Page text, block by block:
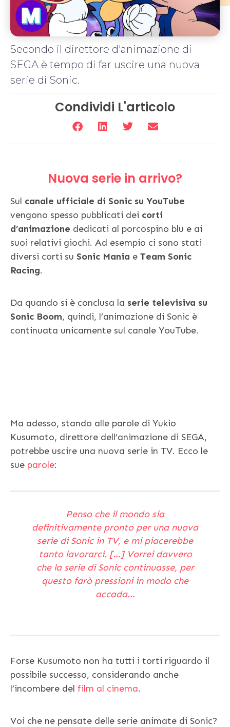
Secondo il direttore d'animazione di
SEGA è tempo di far uscire una nuova
serie di Sonic.
Condividi L'articolo
Nuova serie in arrivo?
Sul canale ufficiale di Sonic su YouTube
vengono spesso pubblicati dei corti
d’animazione dedicati al porcospino blu e ai
suoi relativi giochi. Ad esempio ci sono stati
diversi corti su Sonic Mania e Team Sonic
Racing.
Da quando si è conclusa la serie televisiva su
Sonic Boom, quindi, l’animazione di Sonic è
continuata unicamente sul canale YouTube.
Ma adesso, stando alle parole di Yukio
Kusumoto, direttore dell’animazione di SEGA,
potrebbe uscire una nuova serie in TV. Ecco le
sue parole:
Penso che il mondo sia
definitivamente pronto per una nuova
serie di Sonic in TV, e mi piacerebbe
tanto lavorarci. […] Vorrei davvero
che la serie di Sonic continuasse, per
questo farò pressioni in modo che
accada…
Forse Kusumoto non ha tutti i torti riguardo il
possibile successo, considerando anche
l’incombere del film al cinema.
Voi che ne pensate delle serie animate di Sonic?